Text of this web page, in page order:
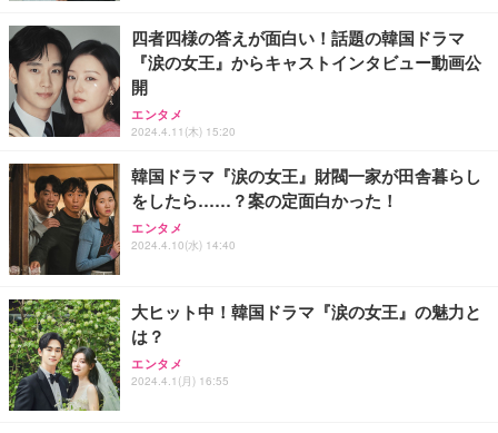
四者四様の答えが面白い！話題の韓国ドラマ
『涙の女王』からキャストインタビュー動画公
開
エンタメ
2024.4.11(木) 15:20
韓国ドラマ『涙の女王』財閥一家が田舎暮らし
をしたら……？案の定面白かった！
エンタメ
2024.4.10(水) 14:40
大ヒット中！韓国ドラマ『涙の女王』の魅力と
は？
エンタメ
2024.4.1(月) 16:55